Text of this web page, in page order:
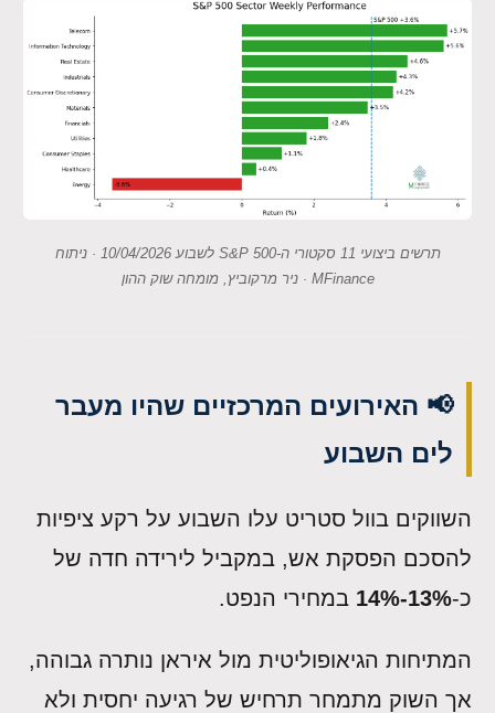
תרשים ביצועי 11 סקטורי ה-S&P 500 לשבוע 10/04/2026 · ניתוח
MFinance · ניר מרקוביץ, מומחה שוק ההון
📢 האירועים המרכזיים שהיו מעבר
לים השבוע
השווקים בוול סטריט עלו השבוע על רקע ציפיות
להסכם הפסקת אש, במקביל לירידה חדה של
כ-13%-14% במחירי הנפט.
המתיחות הגיאופוליטית מול איראן נותרה גבוהה,
אך השוק מתמחר תרחיש של רגיעה יחסית ולא